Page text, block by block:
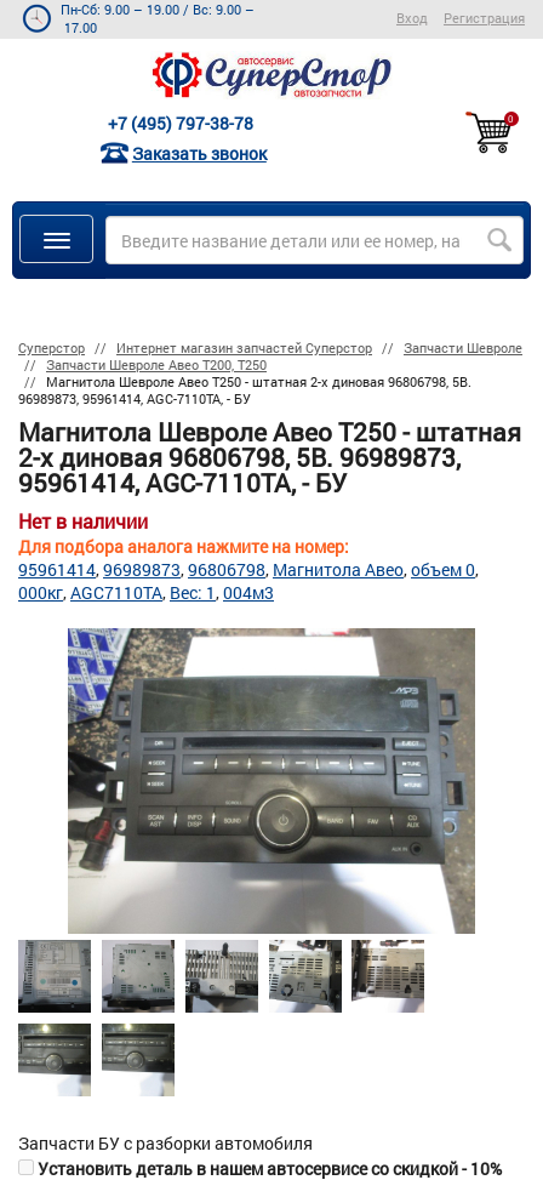
Пн-Сб: 9.00 – 19.00 / Вс: 9.00 –
17.00
Вход Регистрация
+7 (495) 797-38-78
Заказать звонок
0
Суперстор Интернет магазин запчастей Суперстор
Запчасти Шевроле
Запчасти Шевроле Авео Т200, Т250
Магнитола Шевроле Авео Т250 - штатная 2-х диновая 96806798, 5B.
96989873, 95961414, AGC-7110TA, - БУ
Магнитола Шевроле Авео Т250 - штатная
2-х диновая 96806798, 5B. 96989873,
95961414, AGC-7110TA, - БУ
Нет в наличии
Для подбора аналога нажмите на номер:
95961414 96989873 96806798 Магнитола Авео объем 0
000кг AGC7110TA Вес: 1 004м3
Запчасти БУ с разборки автомобиля
Установить деталь в нашем автосервисе со скидкой - 10%